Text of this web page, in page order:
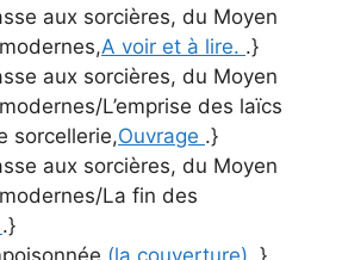
aux sorcières, du Moyen
A voir et à lire. .}
aux sorcières, du Moyen
L’emprise des laïcs
sorcellerie,Ouvrage .}
aux sorcières, du Moyen
La fin des
.}
(la couverture) .}